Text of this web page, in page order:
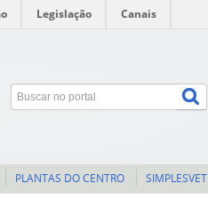
Legislação Canais
PLANTAS DO CENTRO SIMPLESVET